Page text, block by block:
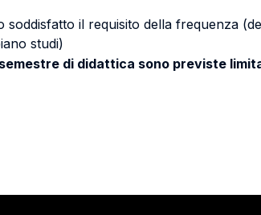
il requisito della frequenza
studi)
di didattica sono previste